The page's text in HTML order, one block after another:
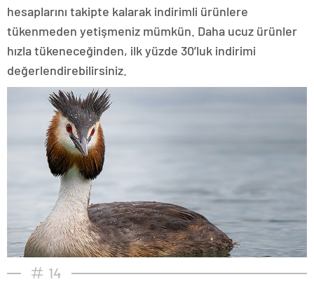
hesaplarını takipte kalarak indirimli ürünlere
tükenmeden yetişmeniz mümkün. Daha ucuz ürünler
hızla tükeneceğinden, ilk yüzde 30’luk indirimi
değerlendirebilirsiniz.
14